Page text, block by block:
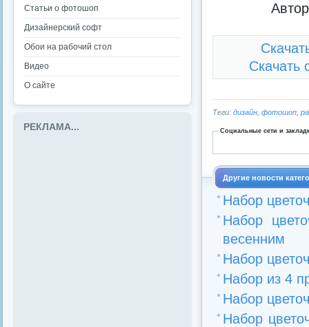
Скачать
Теги: дизайн фотошоп
Социальные сети и
Другие новости
Набор
Набор
весенним
Набор
Набор из 4
Набор
Набор
Статьи о фотошоп
Дизайнерский софт
Обои на рабочий стол
Видео
О сайте
РЕКЛАМА...